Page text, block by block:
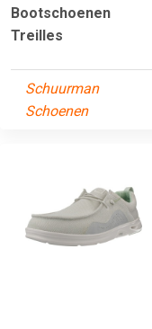
Bootschoenen
Treilles
Schuurman
Schoenen